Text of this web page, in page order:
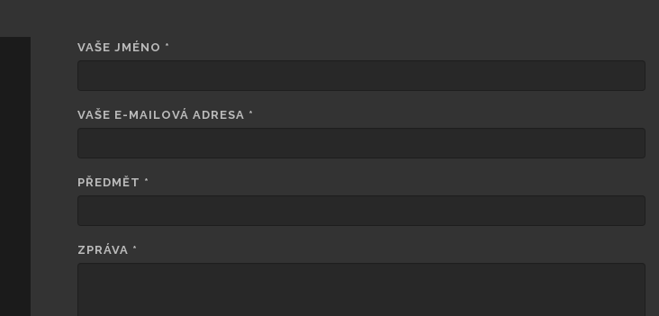
VAŠE JMÉNO *
VAŠE E-MAILOVÁ ADRESA *
PŘEDMĚT *
ZPRÁVA *